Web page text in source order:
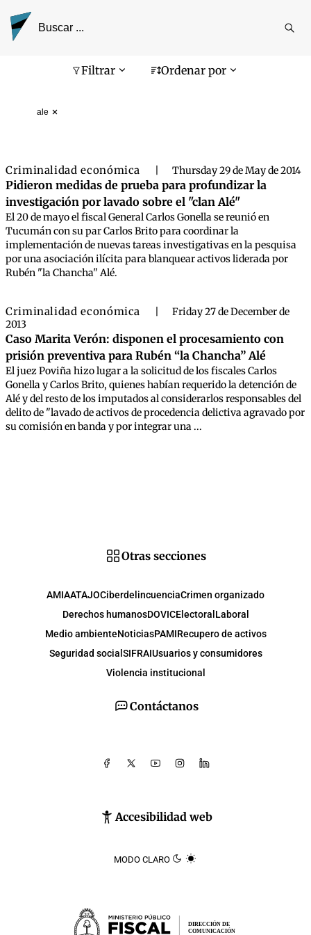
Filtrar Ordenar por
ale
Pantalla de búsqueda
Criminalidad económica Thursday 29 de May de 2014
Pidieron medidas de prueba para profundizar la
investigación por lavado sobre el "clan Alé"
El 20 de mayo el fiscal General Carlos Gonella se reunió en
Tucumán con su par Carlos Brito para coordinar la
implementación de nuevas tareas investigativas en la pesquisa
por una asociación ilícita para blanquear activos liderada por
Rubén "la Chancha" Alé.
Criminalidad económica
Friday 27 de December de
2013
Caso Marita Verón: disponen el procesamiento con
prisión preventiva para Rubén “la Chancha” Alé
El juez Poviña hizo lugar a la solicitud de los fiscales Carlos
Gonella y Carlos Brito, quienes habían requerido la detención de
Alé y del resto de los imputados al considerarlos responsables del
delito de "lavado de activos de procedencia delictiva agravado por
su comisión en banda y por integrar una ...
Contáctanos
Accesibilidad web
MODO CLARO
Otras secciones
AMIAATAJOCiberdelincuenciaCrimen organizado
Derechos humanosDOVICElectoral Laboral
Medio ambienteNoticiasPAMIRecupero de activos
Seguridad social SIFRAIUsuarios y consumidores
Violencia institucional
DIRECCIÓN DE
COMUNICACIÓN